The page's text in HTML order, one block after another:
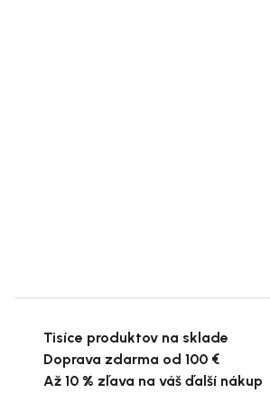
Tisíce produktov na sklade
Doprava zdarma od 100 €
Až 10 % zľava na váš ďalší nákup